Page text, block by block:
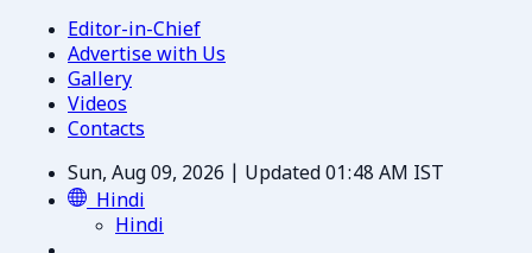
Editor-in-Chief
Advertise with Us
Gallery
Videos
Contacts
Sun, Aug 09, 2026 | Updated 01:48 AM IST
Hindi
Hindi